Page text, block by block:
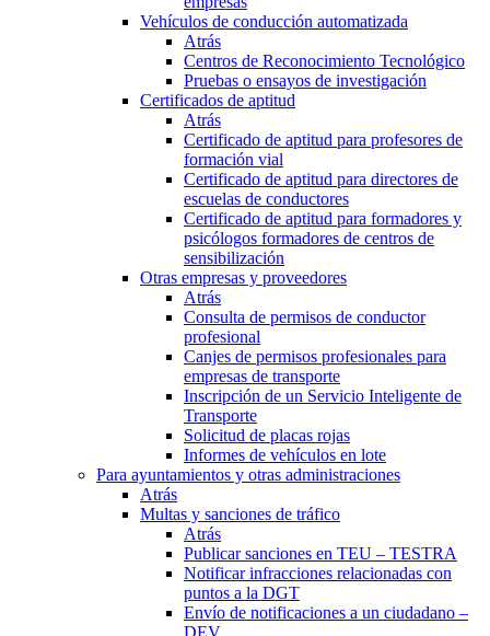
Vehículos de conducción automatizada
Atrás
Centros de Reconocimiento Tecnológico
Pruebas o ensayos de investigación
Certificados de aptitud
Atrás
Certificado de aptitud para profesores de
formación vial
Certificado de aptitud para directores de
escuelas de conductores
Certificado de aptitud para formadores y
psicólogos formadores de centros de
sensibilización
Otras empresas y proveedores
Atrás
Consulta de permisos de conductor
profesional
Canjes de permisos profesionales para
empresas de transporte
Inscripción de un Servicio Inteligente de
Transporte
Solicitud de placas rojas
Informes de vehículos en lote
Para ayuntamientos y otras administraciones
Atrás
Multas y sanciones de tráfico
Atrás
Publicar sanciones en TEU – TESTRA
Notificar infracciones relacionadas con
puntos a la DGT
Envío de notificaciones a un ciudadano –